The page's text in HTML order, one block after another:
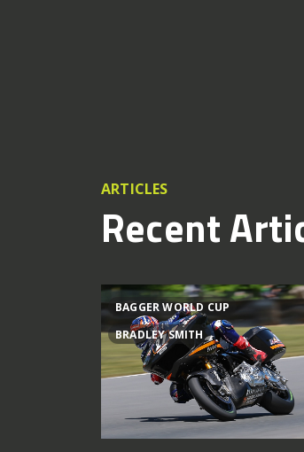
ARTICLES
Recent
BAGGER WORLD CUP
BRADLEY SMITH